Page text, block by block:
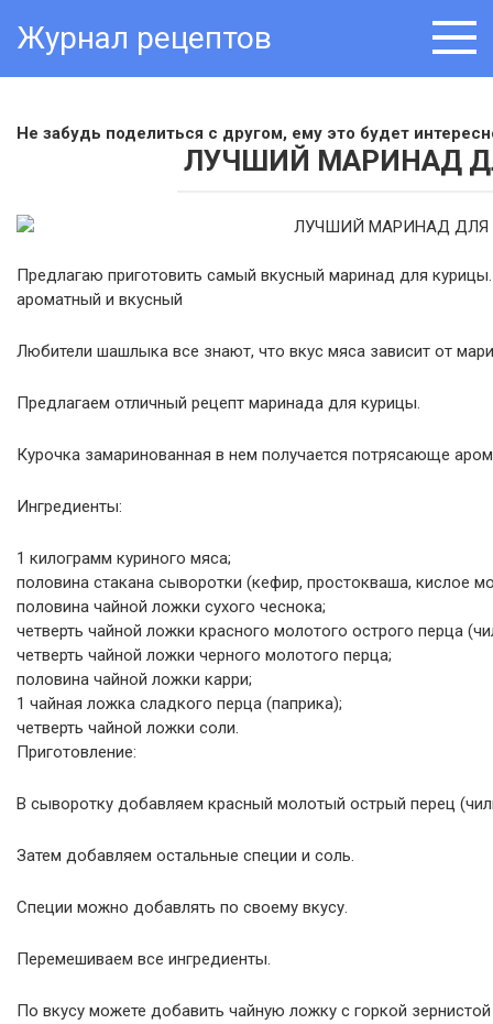
content
Журнал рецептов
Не забудь поделиться с другом, ему это будет
ЛУЧШИЙ МАРИНАД
Предлагаю приготовить самый вкусный маринад для
ароматный и вкусный
Любители шашлыка все знают, что вкус мяса зависит от
Предлагаем отличный рецепт маринада для курицы.
Курочка замаринованная в нем получается потрясающе
Ингредиенты:
1 килограмм куриного мяса;
половина стакана сыворотки (кефир, простокваша, кислое
половина чайной ложки сухого чеснока;
четверть чайной ложки красного молотого острого перца
четверть чайной ложки черного молотого перца;
половина чайной ложки карри;
1 чайная ложка сладкого перца (паприка);
четверть чайной ложки соли.
Приготовление:
В сыворотку добавляем красный молотый острый перец
Затем добавляем остальные специи и соль.
Специи можно добавлять по своему вкусу.
Перемешиваем все ингредиенты.
По вкусу можете добавить чайную ложку с горкой